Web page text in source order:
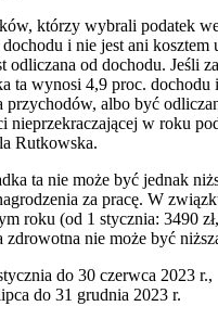
którzy wybrali podatek
i nie jest ani kosztem
odliczana od dochodu. Jeśli
ta wynosi 4,9 proc. dochodu
przychodów, albo być
nieprzekraczającej w roku
Rutkowska.
ta nie może być jednak
za pracę. W
roku (od 1 stycznia: 3490
zdrowotna nie może być
do 30 czerwca 2023 r.,
do 31 grudnia 2023 r.